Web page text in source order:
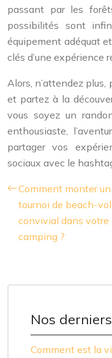
passant par les
possibilités sont
équipement adéquat
clés d’une expérience
Alors, n’attendez
et partez à la
vous soyez un
enthousiaste,
partager vos
sociaux avec le
Comment monter un
tournoi de beach-
convivial dans votre
camping ?
Nos
Comment est la